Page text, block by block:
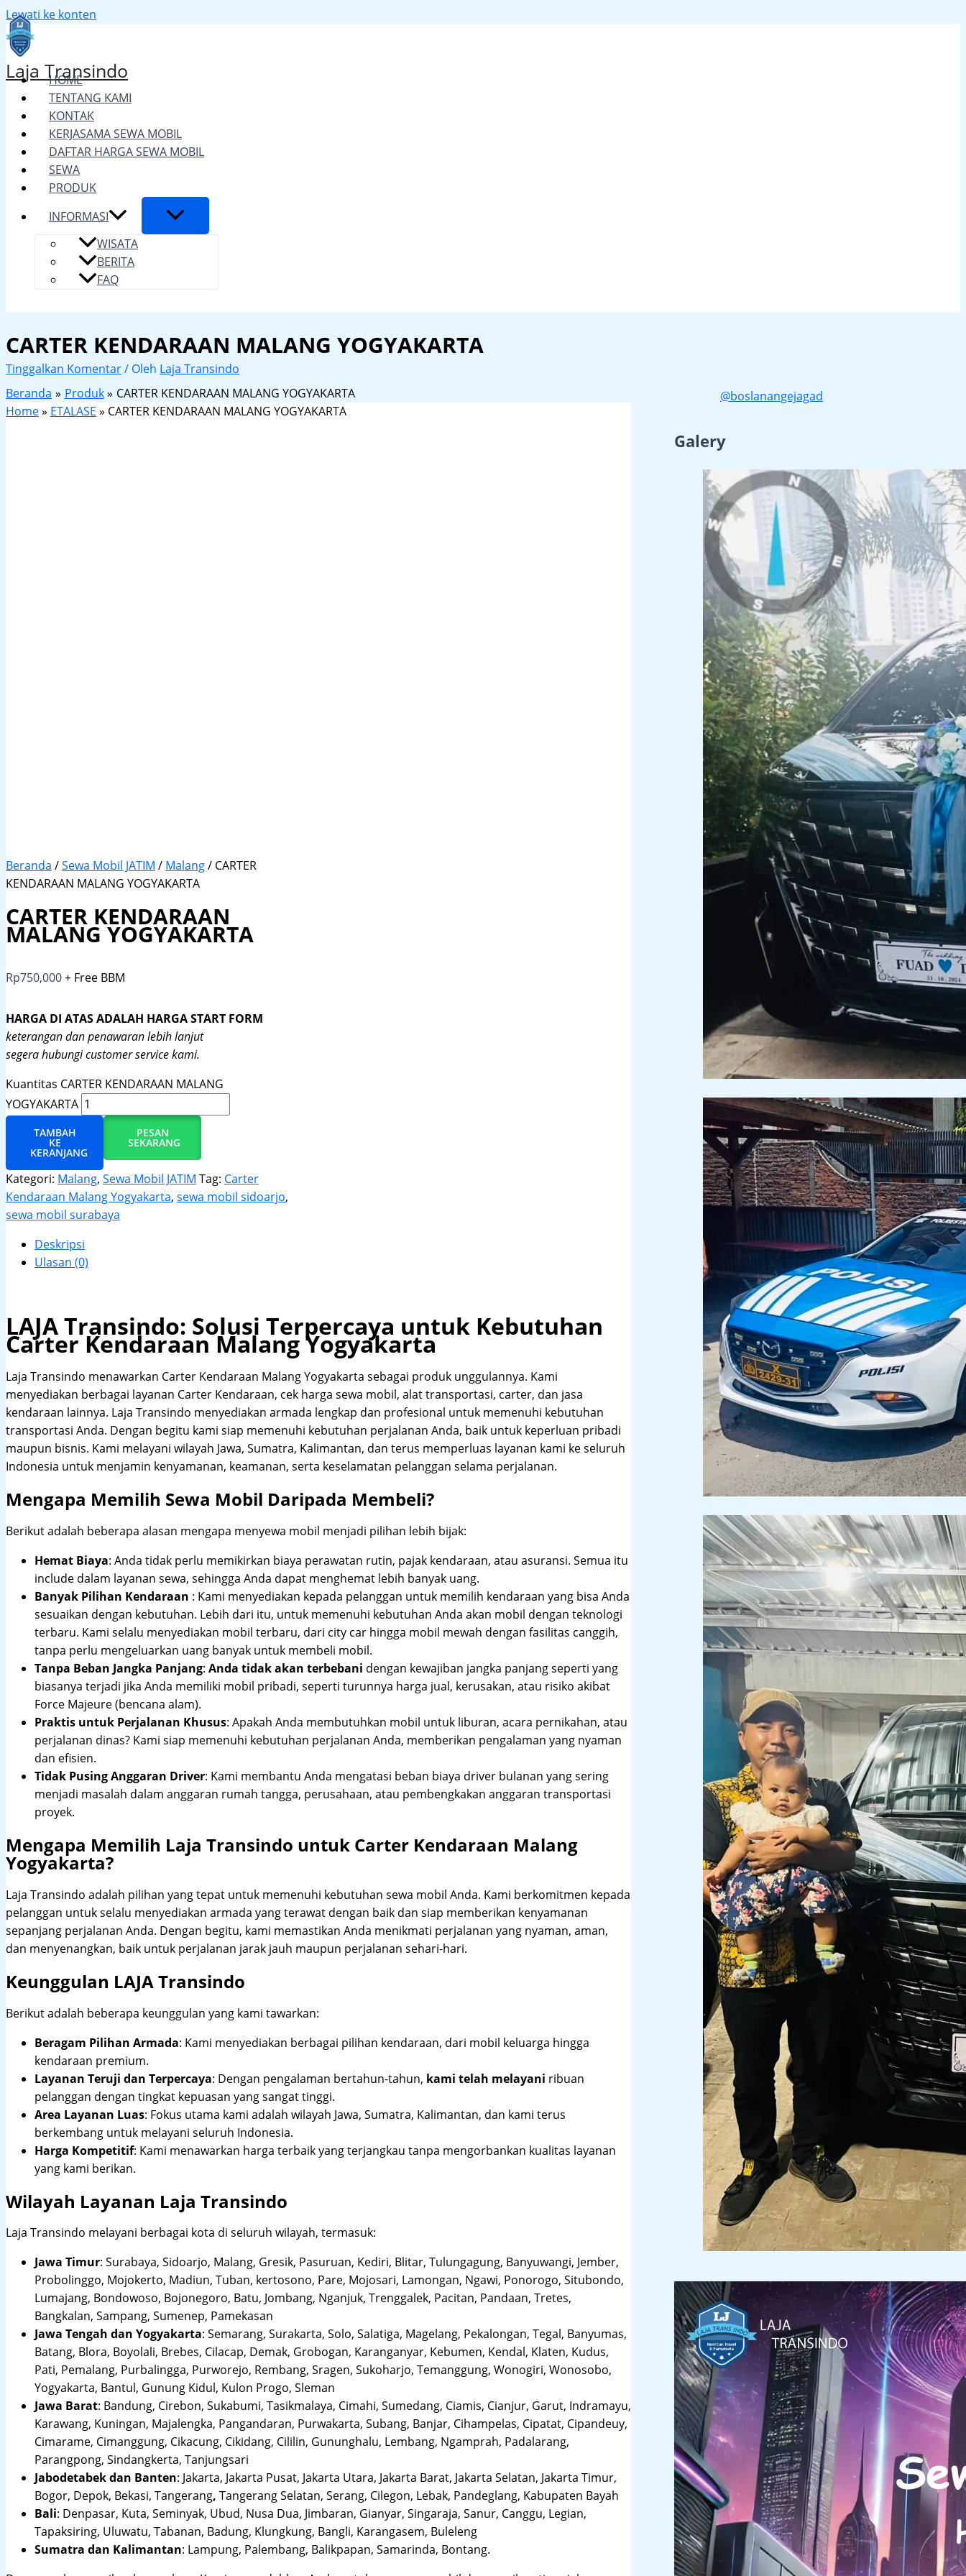
Lewati ke konten
Laja Transindo
HOME
TENTANG KAMI
KONTAK
KERJASAMA SEWA MOBIL
DAFTAR HARGA SEWA MOBIL
SEWA
PRODUK
INFORMASI
WISATA
BERITA
FAQ
CARTER KENDARAAN MALANG YOGYAKARTA
Tinggalkan Komentar/ Oleh Laja Transindo
Beranda
Produk
CARTER KENDARAAN MALANG YOGYAKARTA
Home» ETALASE » CARTER KENDARAAN MALANG YOGYAKARTA
Beranda /Sewa Mobil JATIM / Malang/ CARTER
KENDARAAN MALANG YOGYAKARTA
CARTER KENDARAAN
MALANG YOGYAKARTA
Rp750,000+ Free BBM
HARGA DI ATAS ADALAH HARGA START FORM
keterangan dan penawaran lebih lanjut
segera hubungi customer service kami.
Kuantitas CARTER KENDARAAN MALANG
YOGYAKARTA
TAMBAH
KE
KERANJANG
PESAN
SEKARANG
Kategori: Malang, Sewa Mobil JATIM Tag: Carter
Kendaraan Malang Yogyakarta, sewa mobil sidoarjo,
sewa mobil surabaya
Deskripsi
Ulasan (0)
LAJA Transindo: Solusi Terpercaya untuk Kebutuhan
Carter Kendaraan Malang Yogyakarta
Laja Transindo menawarkan Carter Kendaraan Malang Yogyakarta sebagai produk unggulannya. Kami
menyediakan berbagai layanan Carter Kendaraan, cek harga sewa mobil, alat transportasi, carter, dan jasa
kendaraan lainnya. Laja Transindo menyediakan armada lengkap dan profesional untuk memenuhi kebutuhan
transportasi Anda. Dengan begitu kami siap memenuhi kebutuhan perjalanan Anda, baik untuk keperluan pribadi
maupun bisnis. Kami melayani wilayah Jawa, Sumatra, Kalimantan, dan terus memperluas layanan kami ke seluruh
Indonesia untuk menjamin kenyamanan, keamanan, serta keselamatan pelanggan selama perjalanan.
Mengapa Memilih Sewa Mobil Daripada Membeli?
Berikut adalah beberapa alasan mengapa menyewa mobil menjadi pilihan lebih bijak:
Hemat Biaya: Anda tidak perlu memikirkan biaya perawatan rutin, pajak kendaraan, atau asuransi. Semua itu
include dalam layanan sewa, sehingga Anda dapat menghemat lebih banyak uang.
Banyak Pilihan Kendaraan : Kami menyediakan kepada pelanggan untuk memilih kendaraan yang bisa Anda
sesuaikan dengan kebutuhan. Lebih dari itu, untuk memenuhi kebutuhan Anda akan mobil dengan teknologi
terbaru. Kami selalu menyediakan mobil terbaru, dari city car hingga mobil mewah dengan fasilitas canggih,
tanpa perlu mengeluarkan uang banyak untuk membeli mobil.
Tanpa Beban Jangka Panjang: Anda tidak akan terbebani dengan kewajiban jangka panjang seperti yang
biasanya terjadi jika Anda memiliki mobil pribadi, seperti turunnya harga jual, kerusakan, atau risiko akibat
Force Majeure (bencana alam).
Praktis untuk Perjalanan Khusus: Apakah Anda membutuhkan mobil untuk liburan, acara pernikahan, atau
perjalanan dinas? Kami siap memenuhi kebutuhan perjalanan Anda, memberikan pengalaman yang nyaman
dan efisien.
Tidak Pusing Anggaran Driver: Kami membantu Anda mengatasi beban biaya driver bulanan yang sering
menjadi masalah dalam anggaran rumah tangga, perusahaan, atau pembengkakan anggaran transportasi
proyek.
Mengapa Memilih Laja Transindo untuk Carter Kendaraan Malang
Yogyakarta?
Laja Transindo adalah pilihan yang tepat untuk memenuhi kebutuhan sewa mobil Anda. Kami berkomitmen kepada
pelanggan untuk selalu menyediakan armada yang terawat dengan baik dan siap memberikan kenyamanan
sepanjang perjalanan Anda. Dengan begitu, kami memastikan Anda menikmati perjalanan yang nyaman, aman,
dan menyenangkan, baik untuk perjalanan jarak jauh maupun perjalanan sehari-hari.
Keunggulan LAJA Transindo
Berikut adalah beberapa keunggulan yang kami tawarkan:
Beragam Pilihan Armada: Kami menyediakan berbagai pilihan kendaraan, dari mobil keluarga hingga
kendaraan premium.
Layanan Teruji dan Terpercaya: Dengan pengalaman bertahun-tahun, kami telah melayani ribuan
pelanggan dengan tingkat kepuasan yang sangat tinggi.
Area Layanan Luas: Fokus utama kami adalah wilayah Jawa, Sumatra, Kalimantan, dan kami terus
berkembang untuk melayani seluruh Indonesia.
Harga Kompetitif: Kami menawarkan harga terbaik yang terjangkau tanpa mengorbankan kualitas layanan
yang kami berikan.
Wilayah Layanan Laja Transindo
Laja Transindo melayani berbagai kota di seluruh wilayah, termasuk:
Jawa Timur: Surabaya, Sidoarjo, Malang, Gresik, Pasuruan, Kediri, Blitar, Tulungagung, Banyuwangi, Jember,
Probolinggo, Mojokerto, Madiun, Tuban, kertosono, Pare, Mojosari, Lamongan, Ngawi, Ponorogo, Situbondo,
Lumajang, Bondowoso, Bojonegoro, Batu, Jombang, Nganjuk, Trenggalek, Pacitan, Pandaan, Tretes,
Bangkalan, Sampang, Sumenep, Pamekasan
Jawa Tengah dan Yogyakarta: Semarang, Surakarta, Solo, Salatiga, Magelang, Pekalongan, Tegal, Banyumas,
Batang, Blora, Boyolali, Brebes, Cilacap, Demak, Grobogan, Karanganyar, Kebumen, Kendal, Klaten, Kudus,
Pati, Pemalang, Purbalingga, Purworejo, Rembang, Sragen, Sukoharjo, Temanggung, Wonogiri, Wonosobo,
Yogyakarta, Bantul, Gunung Kidul, Kulon Progo, Sleman
Jawa Barat: Bandung, Cirebon, Sukabumi, Tasikmalaya, Cimahi, Sumedang, Ciamis, Cianjur, Garut, Indramayu,
Karawang, Kuningan, Majalengka, Pangandaran, Purwakarta, Subang, Banjar, Cihampelas, Cipatat, Cipandeuy,
Cimarame, Cimanggung, Cikacung, Cikidang, Cililin, Gununghalu, Lembang, Ngamprah, Padalarang,
Parangpong, Sindangkerta, Tanjungsari
Jabodetabek dan Banten: Jakarta, Jakarta Pusat, Jakarta Utara, Jakarta Barat, Jakarta Selatan, Jakarta Timur,
Bogor, Depok, Bekasi, Tangerang, Tangerang Selatan, Serang, Cilegon, Lebak, Pandeglang, Kabupaten Bayah
Bali: Denpasar, Kuta, Seminyak, Ubud, Nusa Dua, Jimbaran, Gianyar, Singaraja, Sanur, Canggu, Legian,
Tapaksiring, Uluwatu, Tabanan, Badung, Klungkung, Bangli, Karangasem, Buleleng
Sumatra dan Kalimantan: Lampung, Palembang, Balikpapan, Samarinda, Bontang.
@boslanangejagad
Galery